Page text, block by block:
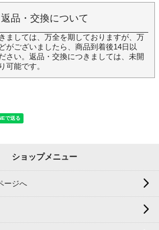
返品・交換について
ましては、万全を期しておりますが、万
がございましたら、商品到着後14日以
さい。返品・交換につきましては、未開
可能です。
ショップメニュー
ージへ